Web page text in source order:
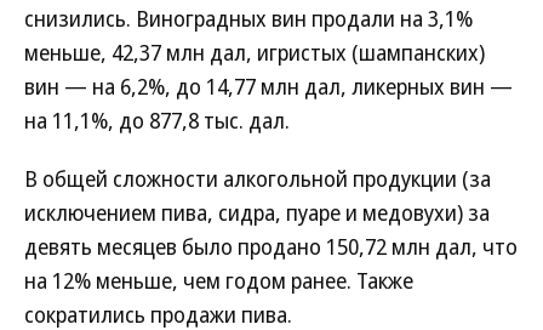
снизились. Виноградных вин продали на 3,1%
меньше, 42,37 млн дал, игристых (шампанских)
вин — на 6,2%, до 14,77 млн дал, ликерных вин —
на 11,1%, до 877,8 тыс. дал.
В общей сложности алкогольной продукции (за
исключением пива, сидра, пуаре и медовухи) за
девять месяцев было продано 150,72 млн дал, что
на 12% меньше, чем годом ранее. Также
сократились продажи пива.